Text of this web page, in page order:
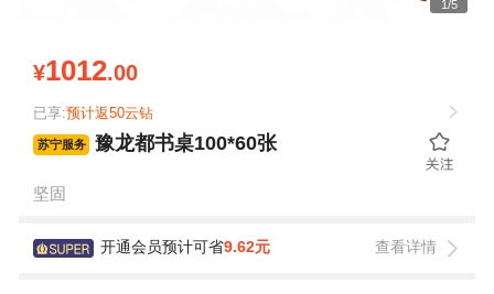
1/5
¥1012.00
已享:预计返50云钻
苏宁服务 豫龙都书桌100*60张
坚固
开通会员预计可省9.62元 查看详情